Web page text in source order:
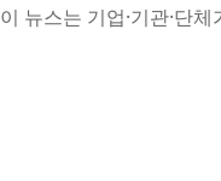
이 뉴스는 기업·기관·단